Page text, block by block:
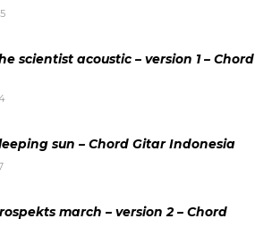
scientist acoustic – version 1 – Chord
sun – Chord Gitar Indonesia
march – version 2 – Chord